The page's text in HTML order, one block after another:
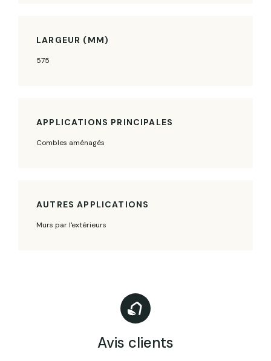
LARGEUR (MM)
575
APPLICATIONS PRINCIPALES
Combles aménagés
AUTRES APPLICATIONS
Murs par l'extérieurs
Avis clients